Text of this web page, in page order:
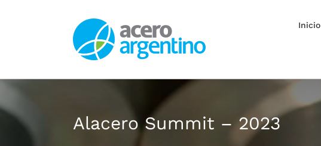
Inicio
Alacero Summit – 2023